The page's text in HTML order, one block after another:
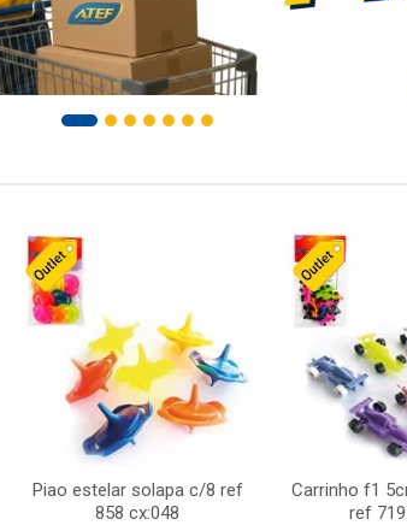
Piao estelar solapa c/8 ref
858 cx:048
Carrinho f1
ref